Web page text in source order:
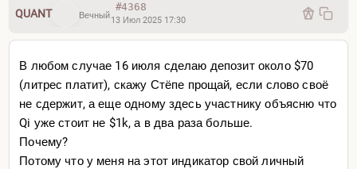
QUANT Вечный
#4368
13 Июл 2025 17:30
В любом случае 16 июля сделаю депозит около $70
(литрес платит), скажу Стёпе прощай, если слово своё
не сдержит, а еще одному здесь участнику объясню что
Qi уже стоит не $1k, а в два раза больше.
Почему?
Потому что у меня на этот индикатор свой личный